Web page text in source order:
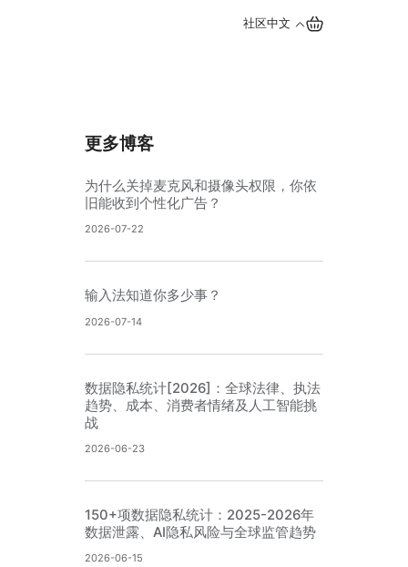
社区中文
更多博客
为什么关掉麦克风和摄像头权限，你依
旧能收到个性化广告？
2026-07-22
输入法知道你多少事？
2026-07-14
数据隐私统计[2026]：全球法律、执法
趋势、成本、消费者情绪及人工智能挑
战
2026-06-23
150+项数据隐私统计：2025-2026年
数据泄露、AI隐私风险与全球监管趋势
2026-06-15